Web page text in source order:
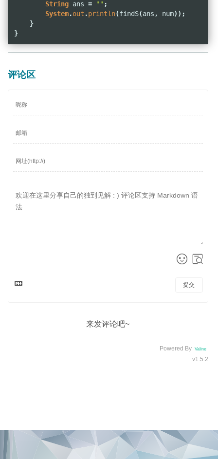
String ans = "" ;
System.out .println(findS(ans , num));
}
}
评论区
提交
来发评论吧~
Powered By Valine
v1.5.2